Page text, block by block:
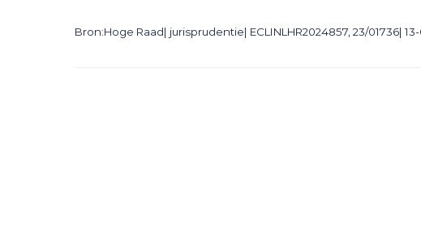
Bron:Hoge Raad| jurisprudentie| ECLINLHR2024857, 23/01736|